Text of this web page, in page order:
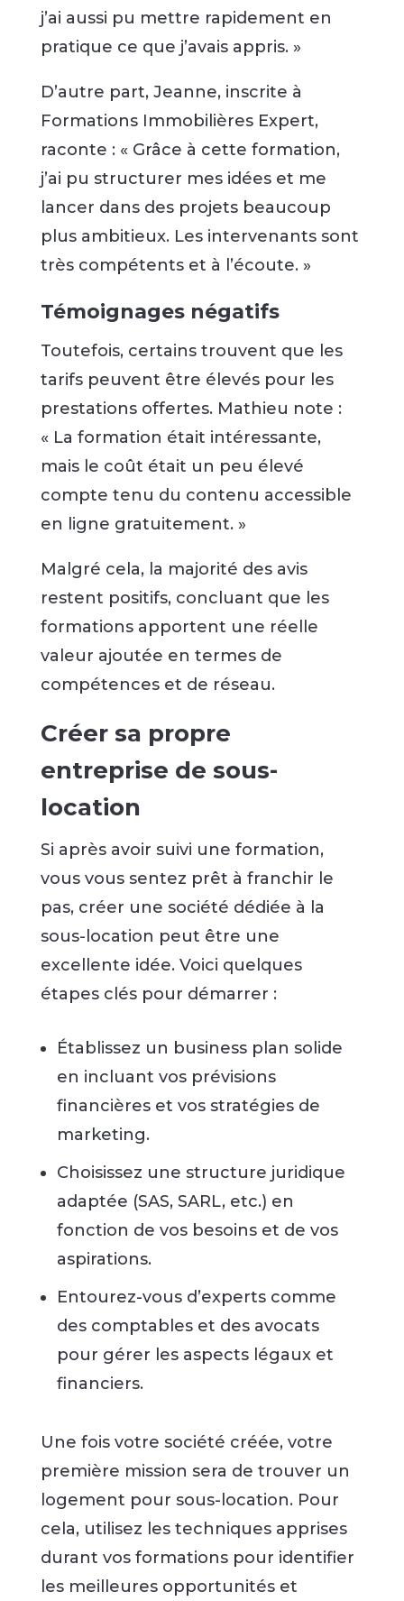
j’ai aussi pu mettre rapidement en
pratique ce que j’avais appris. »
D’autre part, Jeanne, inscrite à
Formations Immobilières Expert,
raconte : « Grâce à cette formation,
j’ai pu structurer mes idées et me
lancer dans des projets beaucoup
plus ambitieux. Les intervenants sont
très compétents et à l’écoute. »
Témoignages négatifs
Toutefois, certains trouvent que les
tarifs peuvent être élevés pour les
prestations offertes. Mathieu note :
« La formation était intéressante,
mais le coût était un peu élevé
compte tenu du contenu accessible
en ligne gratuitement. »
Malgré cela, la majorité des avis
restent positifs, concluant que les
formations apportent une réelle
valeur ajoutée en termes de
compétences et de réseau.
Créer sa propre
entreprise de sous-
location
Si après avoir suivi une formation,
vous vous sentez prêt à franchir le
pas, créer une société dédiée à la
sous-location peut être une
excellente idée. Voici quelques
étapes clés pour démarrer :
Établissez un business plan solide
en incluant vos prévisions
financières et vos stratégies de
marketing.
Choisissez une structure juridique
adaptée (SAS, SARL, etc.) en
fonction de vos besoins et de vos
aspirations.
Entourez-vous d’experts comme
des comptables et des avocats
pour gérer les aspects légaux et
financiers.
Une fois votre société créée, votre
première mission sera de trouver un
logement pour sous-location. Pour
cela, utilisez les techniques apprises
durant vos formations pour identifier
les meilleures opportunités et